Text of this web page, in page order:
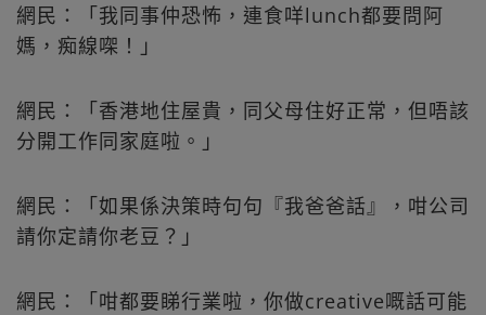
網民：「我同事仲恐怖，連食咩lunch都要問阿
媽，痴線㗎！」
網民：「香港地住屋貴，同父母住好正常，但唔該
分開工作同家庭啦。」
網民：「如果係決策時句句『我爸爸話』，咁公司
請你定請你老豆？」
網民：「咁都要睇行業啦，你做creative嘅話可能